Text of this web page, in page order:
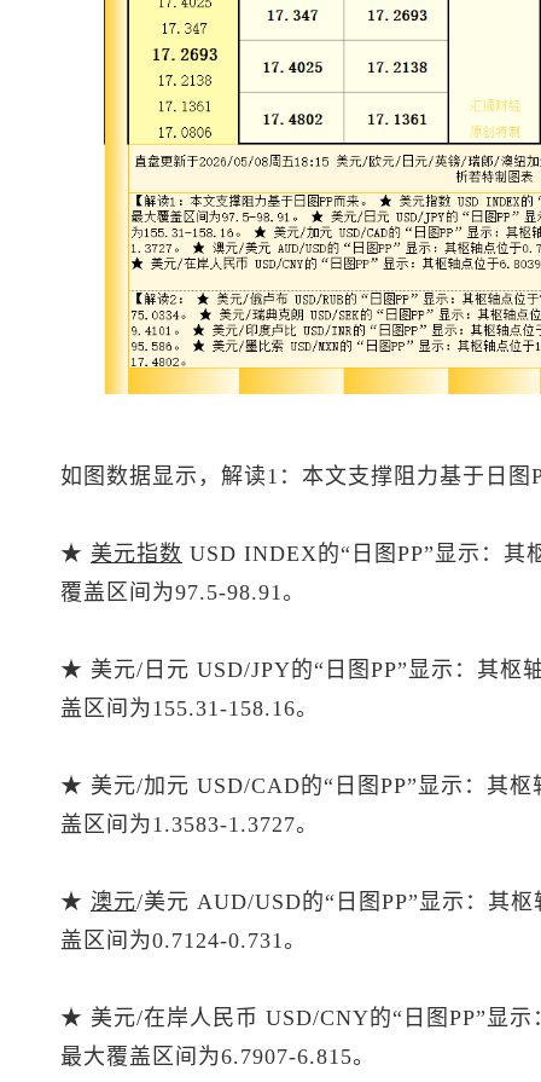
如图数据显示，解读1：本文支撑阻力基于日图
★ 美元指数 USD INDEX的“日图PP”显示：其
覆盖区间为97.5-98.91。
★ 美元/日元 USD/JPY的“日图PP”显示：其枢
盖区间为155.31-158.16。
★ 美元/加元 USD/CAD的“日图PP”显示：其
盖区间为1.3583-1.3727。
★ 澳元/美元 AUD/USD的“日图PP”显示：其
盖区间为0.7124-0.731。
★ 美元/在岸人民币 USD/CNY的“日图PP”显
最大覆盖区间为6.7907-6.815。